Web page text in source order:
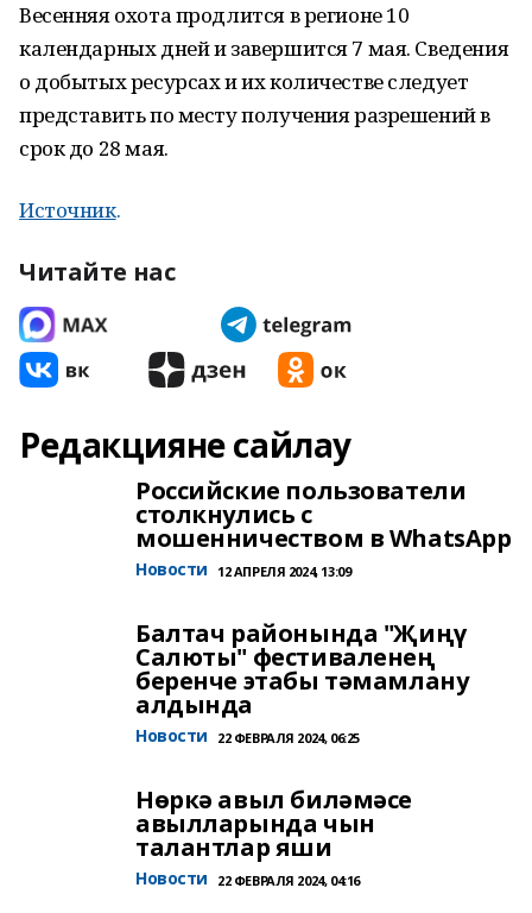
Весенняя охота продлится в регионе 10
календарных дней и завершится 7 мая. Сведения
о добытых ресурсах и их количестве следует
представить по месту получения разрешений в
срок до 28 мая.
Источник.
Читайте нас
Редакцияне сайлау
Российские пользователи
столкнулись с
мошенничеством в WhatsApp
Новости 12 АПРЕЛЯ 2024, 13:09
Балтач районында "Җиңү
Салюты" фестиваленең
беренче этабы тәмамлану
алдында
Новости 22 ФЕВРАЛЯ 2024, 06:25
Нөркә авыл биләмәсе
авылларында чын
талантлар яши
Новости 22 ФЕВРАЛЯ 2024, 04:16